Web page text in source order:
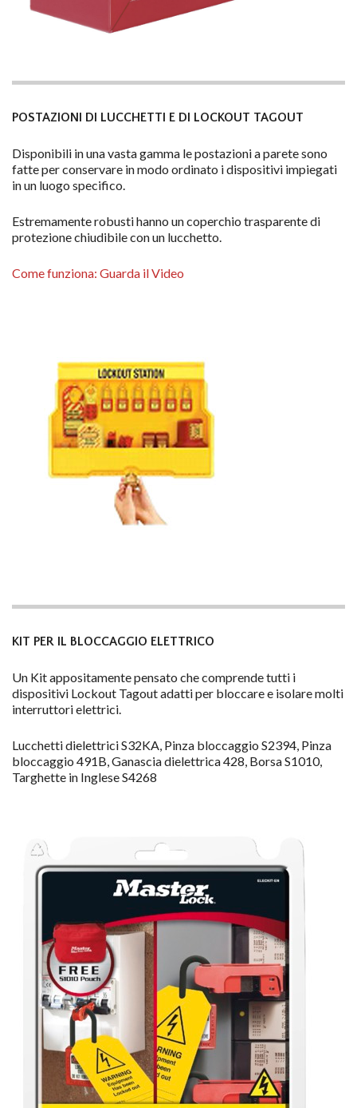
POSTAZIONI DI LUCCHETTI E DI LOCKOUT TAGOUT
Disponibili in una vasta gamma le postazioni a parete sono
fatte per conservare in modo ordinato i dispositivi impiegati
in un luogo specifico.
Estremamente robusti hanno un coperchio trasparente di
protezione chiudibile con un lucchetto.
Come funziona: Guarda il Video
KIT PER IL BLOCCAGGIO ELETTRICO
Un Kit appositamente pensato che comprende tutti i
dispositivi Lockout Tagout adatti per bloccare e isolare molti
interruttori elettrici.
Lucchetti dielettrici S32KA, Pinza bloccaggio S2394, Pinza
bloccaggio 491B, Ganascia dielettrica 428, Borsa S1010,
Targhette in Inglese S4268